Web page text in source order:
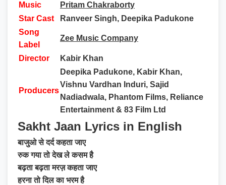
Music
Pritam Chakraborty
Star Cast
Ranveer Singh, Deepika Padukone
Song
Label
Zee Music Company
Director Kabir Khan
Producers
Deepika Padukone, Kabir Khan,
Vishnu Vardhan Induri, Sajid
Nadiadwala, Phantom Films, Reliance
Entertainment & 83 Film Ltd
Sakht Jaan Lyrics in English
बाजुओ से दर्द कहता जाए
रुक गया तो देख ले कसम है
बढ़ता बढ़ता मरज़ कहता जाए
हरना तो दिल का भरम है